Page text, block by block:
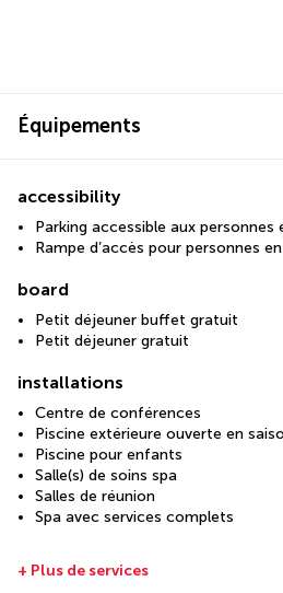
Équipements
accessibility
Parking accessible aux
Rampe d’accès pour personnes
board
Petit déjeuner buffet gratuit
Petit déjeuner gratuit
installations
Centre de conférences
Piscine extérieure ouverte en
Piscine pour enfants
Salle(s) de soins spa
Salles de réunion
Spa avec services complets
+ Plus de services